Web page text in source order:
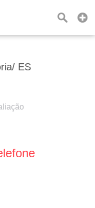
ES